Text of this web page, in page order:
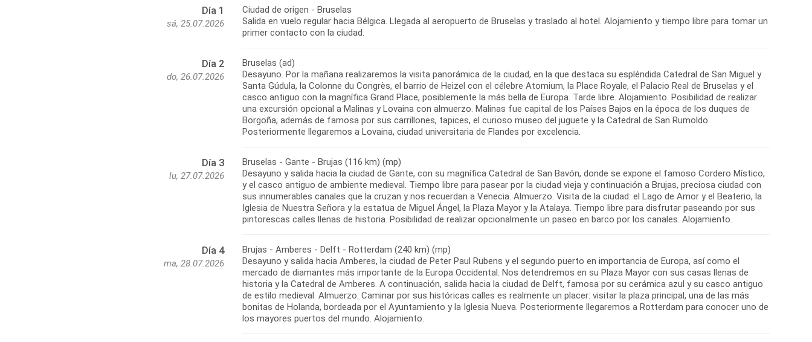
Día 1
sá, 25.07.2026
Ciudad de origen - Bruselas
Salida en vuelo regular hacia Bélgica. Llegada al aeropuerto de Bruselas y traslado al hotel. Alojamiento y tiempo libre para tomar un
primer contacto con la ciudad.
Día 2
do, 26.07.2026
Bruselas (ad)
Desayuno. Por la mañana realizaremos la visita panorámica de la ciudad, en la que destaca su espléndida Catedral de San Miguel y
Santa Gúdula, la Colonne du Congrès, el barrio de Heizel con el célebre Atomium, la Place Royale, el Palacio Real de Bruselas y el
casco antiguo con la magnífica Grand Place, posiblemente la más bella de Europa. Tarde libre. Alojamiento. Posibilidad de realizar
una excursión opcional a Malinas y Lovaina con almuerzo. Malinas fue capital de los Países Bajos en la época de los duques de
Borgoña, además de famosa por sus carrillones, tapices, el curioso museo del juguete y la Catedral de San Rumoldo.
Día 3
lu, 27.07.2026
Bruselas - Gante - Brujas (116 km) (mp)
Desayuno y salida hacia la ciudad de Gante, con su magnífica Catedral de San Bavón, donde se expone el famoso Cordero Místico,
y el casco antiguo de ambiente medieval. Tiempo libre para pasear por la ciudad vieja y continuación a Brujas, preciosa ciudad con
sus innumerables canales que la cruzan y nos recuerdan a Venecia. Almuerzo. Visita de la ciudad: el Lago de Amor y el Beaterio, la
Iglesia de Nuestra Señora y la estatua de Miguel Ángel, la Plaza Mayor y la Atalaya. Tiempo libre para disfrutar paseando por sus
Día 4
ma, 28.07.2026
Brujas - Amberes - Delft - Rotterdam (240 km) (mp)
Desayuno y salida hacia Amberes, la ciudad de Peter Paul Rubens y el segundo puerto en importancia de Europa, así como el
mercado de diamantes más importante de la Europa Occidental. Nos detendremos en su Plaza Mayor con sus casas llenas de
historia y la Catedral de Amberes. A continuación, salida hacia la ciudad de Delft, famosa por su cerámica azul y su casco antiguo
de estilo medieval. Almuerzo. Caminar por sus históricas calles es realmente un placer: visitar la plaza principal, una de las más
bonitas de Holanda, bordeada por el Ayuntamiento y la Iglesia Nueva. Posteriormente llegaremos a Rotterdam para conocer uno de